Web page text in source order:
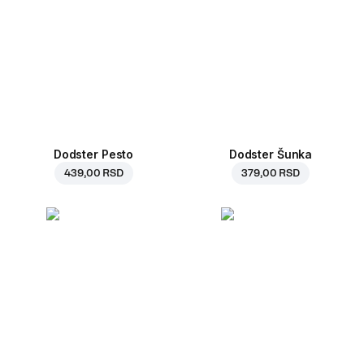
Dodster Pesto
439,00 RSD
Dodster Šunka
379,00 RSD